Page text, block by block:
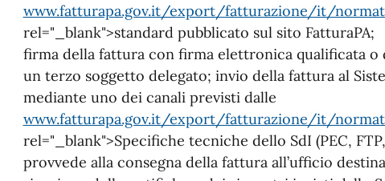
www.fatturapa.gov.it/export/fatturazione/it/
rel="_blank">standard pubblicato sul sito FatturaPA;
firma della fattura con firma elettronica qualificata
un terzo soggetto delegato; invio della fattura al
mediante uno dei canali previsti dalle
www.fatturapa.gov.it/export/fatturazione/it/
rel="_blank">Specifiche tecniche dello SdI (PEC,
provvede alla consegna della fattura all’ufficio